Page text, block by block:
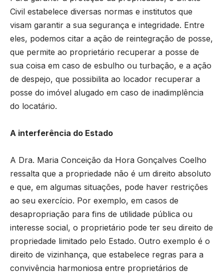
Civil estabelece diversas normas e institutos que
visam garantir a sua segurança e integridade. Entre
eles, podemos citar a ação de reintegração de posse,
que permite ao proprietário recuperar a posse de
sua coisa em caso de esbulho ou turbação, e a ação
de despejo, que possibilita ao locador recuperar a
posse do imóvel alugado em caso de inadimplência
do locatário.
A interferência do Estado
A Dra. Maria Conceição da Hora Gonçalves Coelho
ressalta que a propriedade não é um direito absoluto
e que, em algumas situações, pode haver restrições
ao seu exercício. Por exemplo, em casos de
desapropriação para fins de utilidade pública ou
interesse social, o proprietário pode ter seu direito de
propriedade limitado pelo Estado. Outro exemplo é o
direito de vizinhança, que estabelece regras para a
convivência harmoniosa entre proprietários de